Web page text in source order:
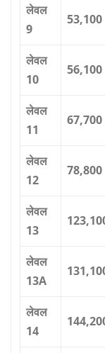
लेवल
9
53,100
लेवल
10
56,100
लेवल
11
67,700
लेवल
12
78,800
लेवल
13
लेवल
13A
लेवल
14